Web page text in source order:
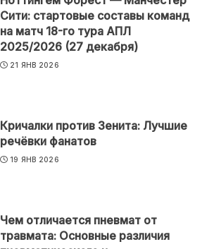
Сити: стартовые составы команд
на матч 18-го тура АПЛ
2025/2026 (27 декабря)
21 ЯНВ 2026
Кричалки против Зенита: Лучшие
речёвки фанатов
19 ЯНВ 2026
Чем отличается пневмат от
травмата: Основные различия